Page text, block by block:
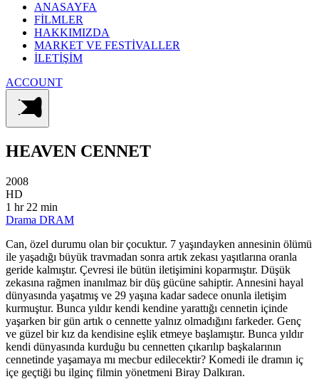
ANASAYFA
FİLMLER
HAKKIMIZDA
MARKET VE FESTİVALLER
İLETİŞİM
ACCOUNT
HEAVEN CENNET
2008
HD
1 hr 22 min
Drama DRAM
Can, özel durumu olan bir çocuktur. 7 yaşındayken annesinin ölümü
ile yaşadığı büyük travmadan sonra artık zekası yaşıtlarına oranla
geride kalmıştır. Çevresi ile bütün iletişimini koparmıştır. Düşük
zekasına rağmen inanılmaz bir düş gücüne sahiptir. Annesini hayal
dünyasında yaşatmış ve 29 yaşına kadar sadece onunla iletişim
kurmuştur. Bunca yıldır kendi kendine yarattığı cennetin içinde
yaşarken bir gün artık o cennette yalnız olmadığını farkeder. Genç
ve güzel bir kız da kendisine eşlik etmeye başlamıştır. Bunca yıldır
kendi dünyasında kurduğu bu cennetten çıkarılıp başkalarının
cennetinde yaşamaya mı mecbur edilecektir? Komedi ile dramın iç
içe geçtiği bu ilginç filmin yönetmeni Biray Dalkıran.